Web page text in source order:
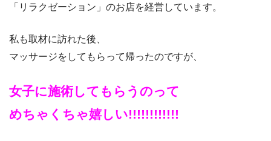
「リラクゼーション」のお店を経営しています。
私も取材に訪れた後、
マッサージをしてもらって帰ったのですが、
女子に施術してもらうのって
めちゃくちゃ嬉しい!!!!!!!!!!!!